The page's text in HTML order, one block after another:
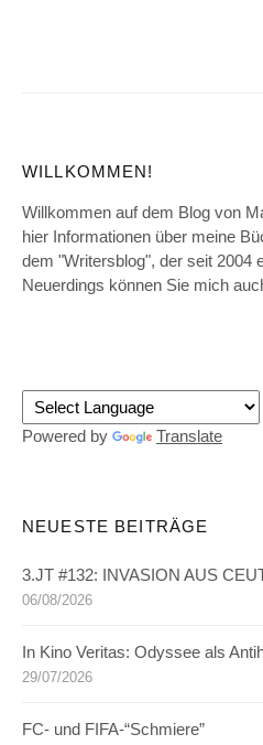
WILLKOMMEN!
Willkommen auf dem Blog von
hier Informationen über meine
dem "Writersblog", der seit 2004
Neuerdings können Sie mich
Powered by Translate
NEUESTE BEITRÄGE
3.JT #132: INVASION AUS
06/08/2026
In Kino Veritas: Odyssee als
29/07/2026
FC- und FIFA-“Schmiere”